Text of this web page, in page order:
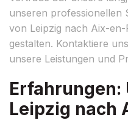
unseren professionellen
von Leipzig nach Aix-
gestalten. Kontaktiere
unsere Leistungen und
Erfahrungen:
Leipzig nach